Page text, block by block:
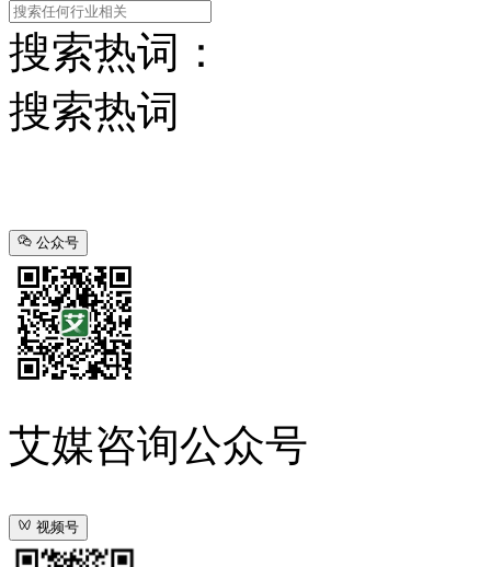
搜索热词：
搜索热词
公众号
艾媒咨询公众号
视频号